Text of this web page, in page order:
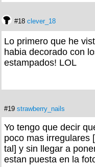
#18 clever_18
Lo primero que he
habia decorado con
estampados! LOL
#19 strawberry_nails
Yo tengo que decir
poco mas irregulares
tal] y sin llegar a
estan puesta en la